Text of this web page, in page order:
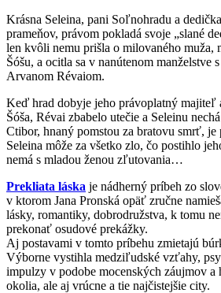
Krásna Seleina, pani Soľnohradu a
prameňov, právom pokladá svoje „slané
len kvôli nemu prišla o milovaného muža,
Šóšu, a ocitla sa v nanútenom manželstve
Arvanom Révaiom.
Keď hrad dobyje jeho právoplatný majiteľ
Šóša, Révai zbabelo utečie a Seleinu
Ctibor, hnaný pomstou za bratovu smrť, je
Seleina môže za všetko zlo, čo postihlo
nemá s mladou ženou zľutovania…
Prekliata láska je nádherný príbeh zo
v ktorom Jana Pronská opäť zručne
lásky, romantiky, dobrodružstva, k tomu
prekonať osudové prekážky.
Aj postavami v tomto príbehu zmietajú
Výborne vystihla medziľudské vzťahy,
impulzy v podobe mocenských záujmov
okolia, ale aj vrúcne a tie najčistejšie city.